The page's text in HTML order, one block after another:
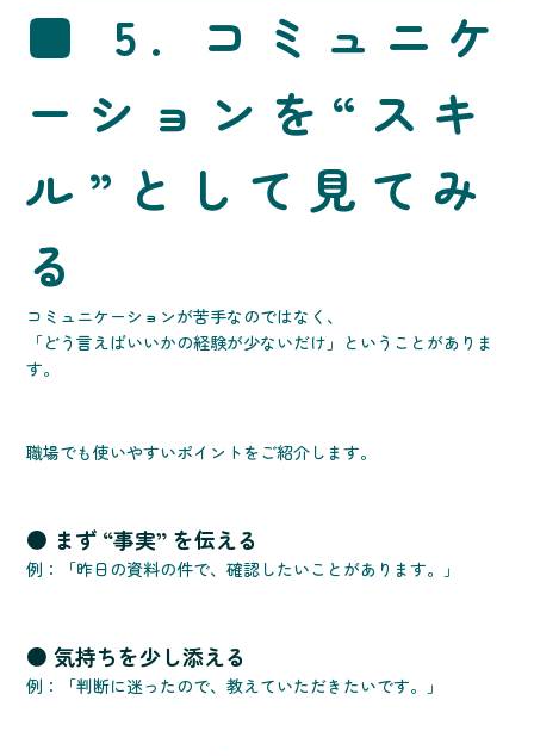
■ 5. コミュニケ
ーションを“スキ
ル”として見てみ
る
コミュニケーションが苦手なのではなく、
「どう言えばいいかの経験が少ないだけ」ということがありま
す。
職場でも使いやすいポイントをご紹介します。
● まず “事実” を伝える
例：「昨日の資料の件で、確認したいことがあります。」
● 気持ちを少し添える
例：「判断に迷ったので、教えていただきたいです。」